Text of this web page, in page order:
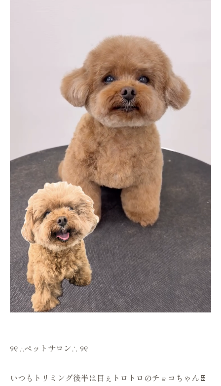
୨୧ ∴ペットサロン∴ ୨୧
いつもトリミング後半は目ぇトロトロのチョコちゃん🍫